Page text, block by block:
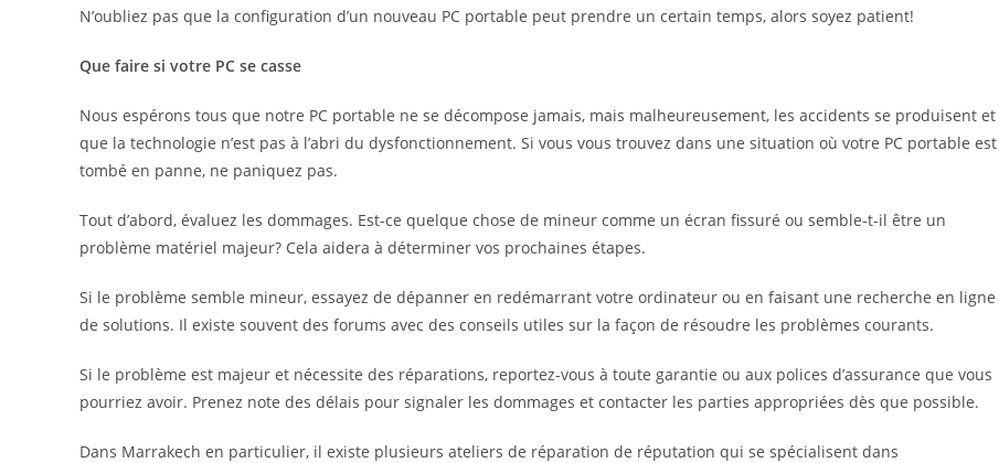
N’oubliez pas que la configuration d’un nouveau PC portable peut prendre un certain temps, alors soyez patient!
Que faire si votre PC se casse
Nous espérons tous que notre PC portable ne se décompose jamais, mais malheureusement, les accidents se produisent et
que la technologie n’est pas à l’abri du dysfonctionnement. Si vous vous trouvez dans une situation où votre PC portable est
tombé en panne, ne paniquez pas.
Tout d’abord, évaluez les dommages. Est-ce quelque chose de mineur comme un écran fissuré ou semble-t-il être un
problème matériel majeur? Cela aidera à déterminer vos prochaines étapes.
Si le problème semble mineur, essayez de dépanner en redémarrant votre ordinateur ou en faisant une recherche en ligne
de solutions. Il existe souvent des forums avec des conseils utiles sur la façon de résoudre les problèmes courants.
Si le problème est majeur et nécessite des réparations, reportez-vous à toute garantie ou aux polices d’assurance que vous
pourriez avoir. Prenez note des délais pour signaler les dommages et contacter les parties appropriées dès que possible.
Dans Marrakech en particulier, il existe plusieurs ateliers de réparation de réputation qui se spécialisent dans